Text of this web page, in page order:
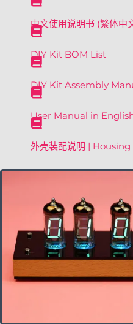
中文使用说明书 (繁体中
DIY Kit BOM List
DIY Kit Assembly
User Manual in
外壳装配说明 |